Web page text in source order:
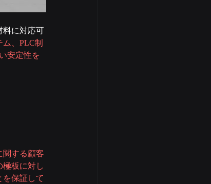
料に対応可
、PLC制
安定性を
関する顧客
板に対し
保証して